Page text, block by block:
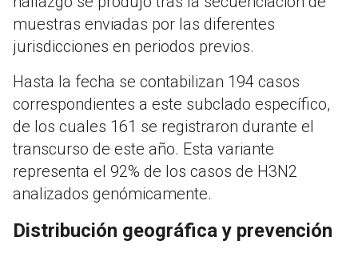
muestras enviadas por las diferentes
jurisdicciones en periodos previos.
Hasta la fecha se contabilizan 194 casos
correspondientes a este subclado específico,
de los cuales 161 se registraron durante el
transcurso de este año. Esta variante
representa el 92% de los casos de H3N2
analizados genómicamente.
Distribución geográfica y prevención